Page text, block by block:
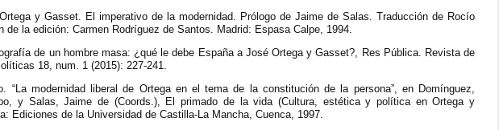
y Gasset. El imperativo de la modernidad. Prólogo de Jaime de Salas. Traducción de Rocío
de la edición: Carmen Rodríguez de Santos. Madrid: Espasa Calpe, 1994.
de un hombre masa: ¿qué le debe España a José Ortega y Gasset?, Res Pública. Revista de
18, num. 1 (2015): 227-241.
“La modernidad liberal de Ortega en el tema de la constitución de la persona”, en Domínguez,
y Salas, Jaime de (Coords.), El primado de la vida (Cultura, estética y política en Ortega y
Ediciones de la Universidad de Castilla-La Mancha, Cuenca, 1997.